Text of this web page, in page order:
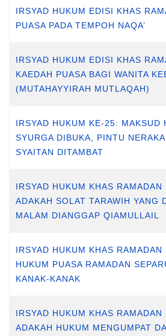
IRSYAD HUKUM EDISI KHAS
PUASA PADA TEMPOH NAQA’
IRSYAD HUKUM EDISI KHAS
KAEDAH PUASA BAGI WANITA
(MUTAHAYYIRAH MUTLAQAH)
IRSYAD HUKUM KE-25: MAKSUD
SYURGA DIBUKA, PINTU
SYAITAN DITAMBAT
IRSYAD HUKUM KHAS
ADAKAH SOLAT TARAWIH YANG
MALAM DIANGGAP QIAMULLAIL
IRSYAD HUKUM KHAS
HUKUM PUASA RAMADAN
KANAK-KANAK
IRSYAD HUKUM KHAS
ADAKAH HUKUM MENGUMPAT